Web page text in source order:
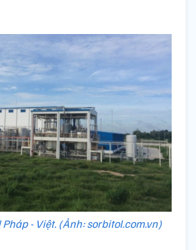
- Việt. (Ảnh: sorbitol.com.vn)